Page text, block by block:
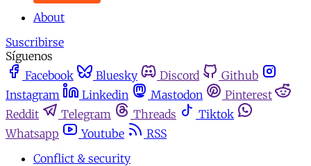
About
Suscribirse
Síguenos
Facebook
Bluesky Discord
Github
Instagram
Linkedin Mastodon
Pinterest
Reddit
Telegram Threads
Tiktok
Whatsapp
Youtube
RSS
Conflict & security